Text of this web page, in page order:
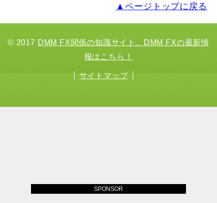
▲ページトップに戻る
© 2017 DMM FX関係の知識サイト。DMM FXの最新情
報はこちら！
サイトマップ
SPONSOR